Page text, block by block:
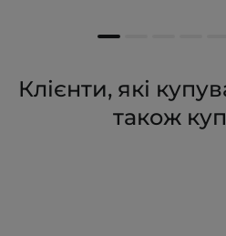
Клієнти, які
також